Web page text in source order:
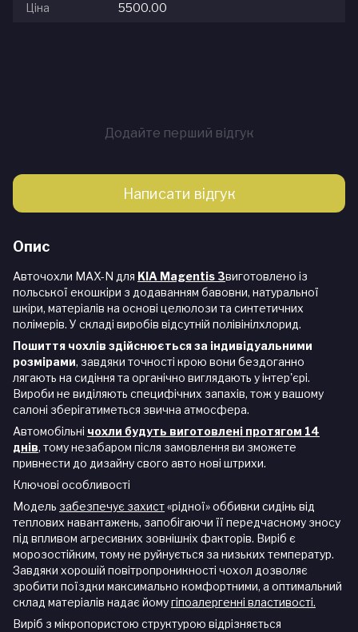
Ціна 5500.00
Додайте перший відгук
Написати відгук
Опис
Авточохли MAX-N для KIA Magentis 3виготовлено із
польської екошкіри з додаванням бавовни, натуральної
шкіри, матеріалів на основі целюлози та синтетичних
полімерів. У складі виробів відсутній полівінілхлорид.
Пошиття чохлів здійснюється за індивідуальними
розмірами, завдяки точності крою вони бездоганно
лягають на сидіння та органічно виглядають у інтер'єрі.
Вироби не виділяють специфічних запахів, тож у вашому
салоні зберігатиметься звична атмосфера.
Автомобільні чохли будуть виготовлені протягом 14
днів, тому незабаром після замовлення ви зможете
привнести до дизайну свого авто нові штрихи.
Ключові особливості
Модель забезпечує захист«рідної» оббивки сидінь від
теплових навантажень, запобігаючи її передчасному зносу
під впливом агресивних зовнішніх факторів. Виріб є
морозостійким, тому не руйнується за низьких температур.
Завдяки хорошій повітропроникності чохол дозволяє
зробити поїздки максимально комфортними, а оптимальний
склад матеріалів надає йомугіпоалергенні властивості.
Виріб з мікропористою структурою відрізняється